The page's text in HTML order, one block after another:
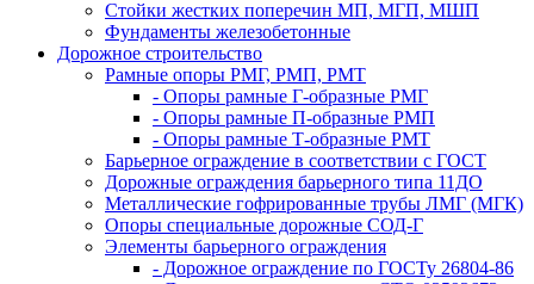
Стойки жестких поперечин МП, МГП, МШП
Фундаменты железобетонные
Дорожное строительство
Рамные опоры РМГ, РМП, РМТ
- Опоры рамные Г-образные РМГ
- Опоры рамные П-образные РМП
- Опоры рамные Т-образные РМТ
Барьерное ограждение в соответствии с ГОСТ
Дорожные ограждения барьерного типа 11ДО
Металлические гофрированные трубы ЛМГ (МГК)
Опоры специальные дорожные СОД-Г
Элементы барьерного ограждения
- Дорожное ограждение по ГОСТу 26804-86